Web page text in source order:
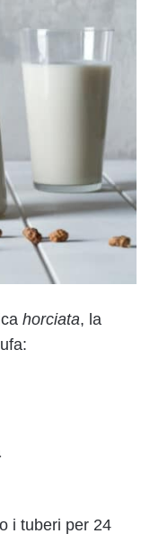
horciata, la
i tuberi per 24